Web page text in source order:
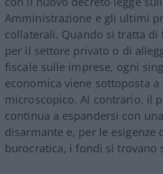
Amministrazione e gli ultimi
collaterali. Quando si tratta di
per il settore privato o di
fiscale sulle imprese, ogni
economica viene sottoposta a
microscopico. Al contrario, il
continua a espandersi con
disarmante e, per le esigenze
burocratica, i fondi si trovano